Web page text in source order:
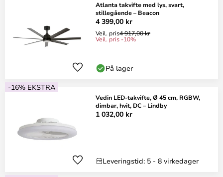
Atlanta takvifte med lys, svart,
stillegående – Beacon
4 399,00 kr
Veil. pris4 917,00 kr
Veil. pris -10%
På lager
-16% EKSTRA
Vedin LED-takvifte, Ø 45 cm, RGBW,
dimbar, hvit, DC – Lindby
1 032,00 kr
Leveringstid: 5 - 8 virkedager